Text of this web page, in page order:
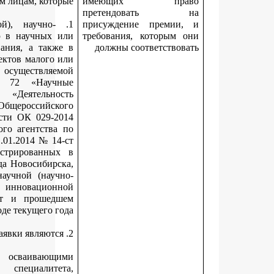
1. Занимаются научной (научно-исследовательской), научно-
технической или инновационной деятельностью в
образовательных организациях высшего образования, а
организациях, включенных в единый реестр субъектов
среднего предпринимательства, один из видов
деятельности которых относится к классу 72
исследования и разработки» раздела М
профессиональная, научная и техническая»
классификатора видов экономической деятельности ОК 029-
(КДЕС Ред. 2), принятого приказом Федерального
техническому регулированию и метрологии от 31.01.2014 №
(далее – инновационная организация),
качестве юридического лица на территории города
достигнувшим значимых результатов в сфере научной
исследовательской), научно-технической или
деятельности в течение двух предыдущих лет и
студентами (курсантами) – лицами,
образовательные программы бакалавриата,